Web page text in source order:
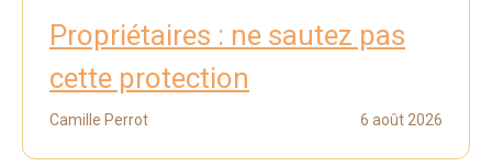
Propriétaires : ne sautez pas
cette protection
Camille Perrot 6 août 2026